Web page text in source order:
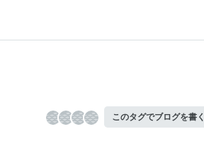
このタグでブログを書く